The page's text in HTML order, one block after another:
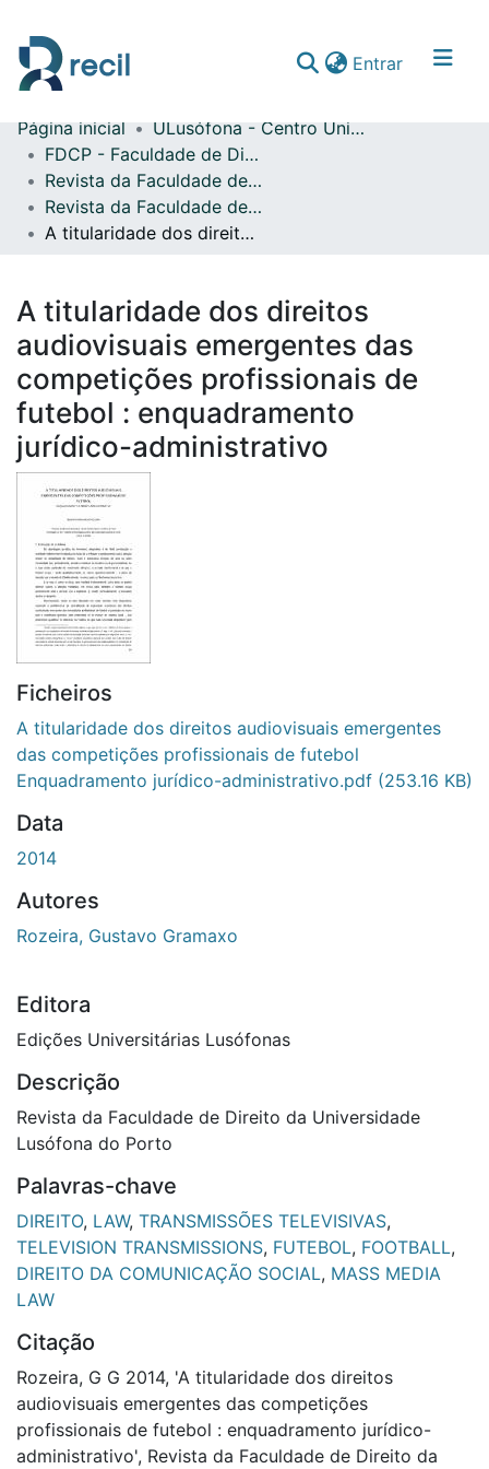
Entrar(current)
Comunidades & Coleções
Percorrer repositório
Estatísticas
Página inicial
ULusófona - Centro Universitário do Porto
FDCP - Faculdade de Direito e Ciência Política
Revista da Faculdade de Direito da Universidade Lusófona do Porto
Revista da Faculdade de Direito da Universidade Lusófona do Porto, vol. 04, n.º 04 (2014)
A titularidade dos direitos audiovisuais emergentes das competições profissionais de futebol : enquadramento jurídico-administrativo
A titularidade dos direitos
audiovisuais emergentes das
competições profissionais de
futebol : enquadramento
jurídico-administrativo
Ficheiros
A titularidade dos direitos audiovisuais emergentes
das competições profissionais de futebol
Enquadramento jurídico-administrativo.pdf (253.16 KB)
Data
2014
Autores
Rozeira, Gustavo Gramaxo
Editora
Edições Universitárias Lusófonas
Descrição
Revista da Faculdade de Direito da Universidade
Lusófona do Porto
Palavras-chave
DIREITO, LAW, TRANSMISSÕES TELEVISIVAS,
TELEVISION TRANSMISSIONS, FUTEBOL, FOOTBALL,
DIREITO DA COMUNICAÇÃO SOCIAL, MASS MEDIA
LAW
Citação
Rozeira, G G 2014, 'A titularidade dos direitos
audiovisuais emergentes das competições
profissionais de futebol : enquadramento jurídico-
administrativo', Revista da Faculdade de Direito da